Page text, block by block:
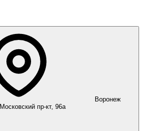
Воронеж
Московский пр-кт, 96а